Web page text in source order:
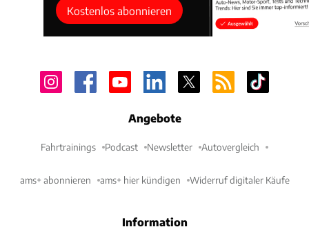
Kostenlos abonnieren
Angebote
Fahrtrainings Podcast Newsletter Autovergleich
ams+ abonnieren ams+ hier kündigen Widerruf digitaler Käufe
Information